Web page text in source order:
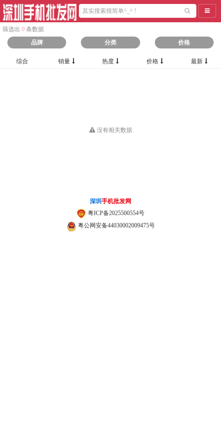
导航
筛选出 0 条数据
品牌
分类 价格
综合 销量 热度 价格 最新
没有相关数据
深圳 手机批发网
粤ICP备2025500554号
粤公网安备44030002009475号